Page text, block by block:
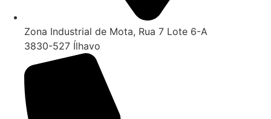
Zona Industrial de Mota, Rua 7 Lote 6-A
3830-527 Ílhavo